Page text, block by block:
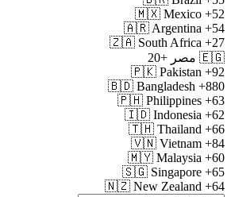
🇲🇽 Mexico +52
🇦🇷 Argentina +54
🇿🇦 South Africa +27
🇪🇬 مصر +20
🇵🇰 Pakistan +92
🇧🇩 Bangladesh +880
🇵🇭 Philippines +63
🇮🇩 Indonesia +62
🇹🇭 Thailand +66
🇻🇳 Vietnam +84
🇲🇾 Malaysia +60
🇸🇬 Singapore +65
🇳🇿 New Zealand +64